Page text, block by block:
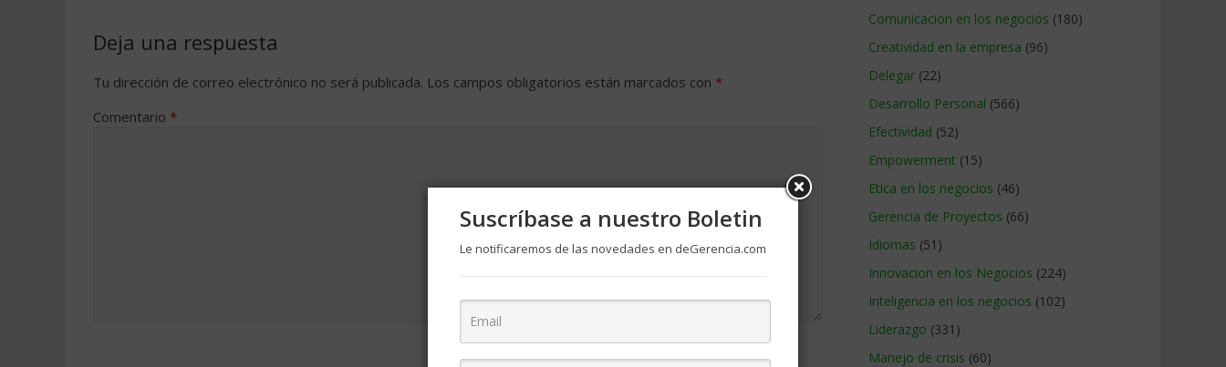
Deja una respuesta
Tu dirección de correo electrónico no será publicada. Los campos obligatorios están marcados con *
Comentario *
Comunicacion en los negocios (180)
Creatividad en la empresa (96)
Delegar (22)
Desarrollo Personal (566)
Efectividad (52)
Empowerment (15)
Etica en los negocios (46)
Gerencia de Proyectos (66)
Idiomas (51)
Innovacion en los Negocios (224)
Inteligencia en los negocios (102)
Liderazgo (331)
Manejo de crisis (60)
Suscríbase a nuestro Boletin
Le notificaremos de las novedades en deGerencia.com